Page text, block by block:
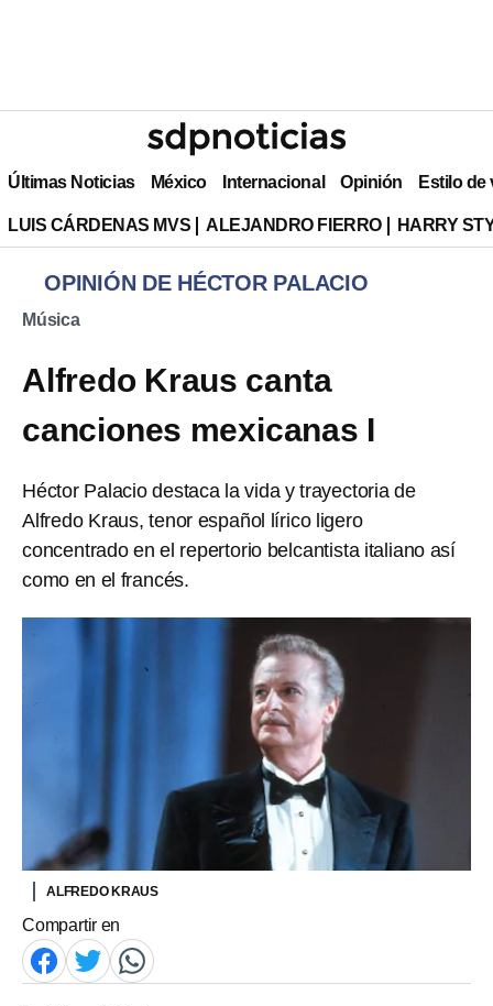
Últimas Noticias México Internacional Opinión Estilo de
LUIS CÁRDENAS MVS ALEJANDRO FIERRO HARRY
OPINIÓN DE HÉCTOR PALACIO
Música
Alfredo Kraus canta
canciones mexicanas I
Héctor Palacio destaca la vida y trayectoria de
Alfredo Kraus, tenor español lírico ligero
concentrado en el repertorio belcantista italiano así
como en el francés.
ALFREDO KRAUS
Compartir en